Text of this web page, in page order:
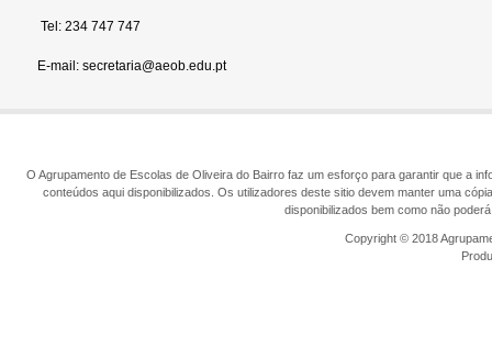
Tel: 234 747 747
E-mail: secretaria@aeob.edu.pt
O Agrupamento de Escolas de Oliveira do Bairro faz um esforço para garantir que a
conteúdos aqui disponibilizados. Os utilizadores deste sitio devem manter uma
disponibilizados bem como não
Copyright © 2018